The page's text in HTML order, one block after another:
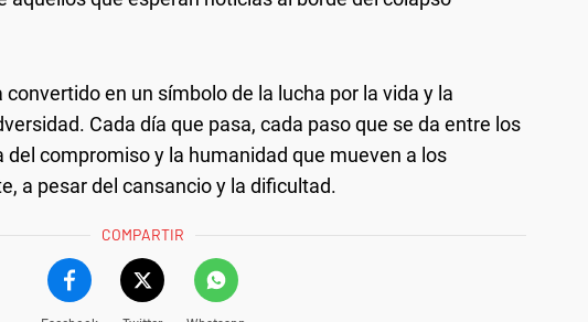
en un símbolo de la lucha por la vida y la
Cada día que pasa, cada paso que se da entre los
compromiso y la humanidad que mueven a los
a pesar del cansancio y la dificultad.
COMPARTIR